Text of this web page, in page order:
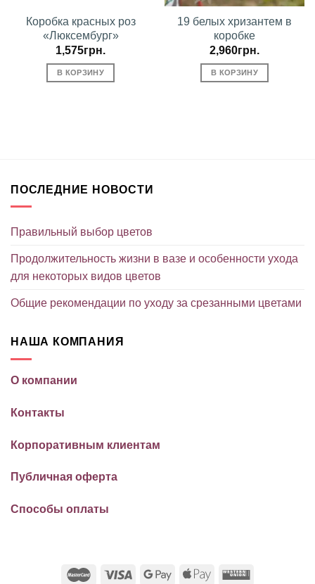
Коробка красных роз
«Люксембург»
1,575грн.
В КОРЗИНУ
19 белых хризантем в
коробке
2,960грн.
В КОРЗИНУ
ПОСЛЕДНИЕ НОВОСТИ
Правильный выбор цветов
Продолжительность жизни в вазе и особенности ухода
для некоторых видов цветов
Общие рекомендации по уходу за срезанными цветами
НАША КОМПАНИЯ
О компании
Контакты
Корпоративным клиентам
Публичная оферта
Способы оплаты